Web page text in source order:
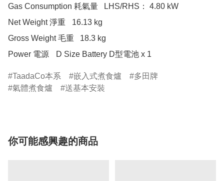
Gas Consumption 耗氣量 	LHS/RHS： 4.80 kW
Net Weight 淨重 	16.13 kg
Gross Weight 毛重 	18.3 kg
TaadaCo本系 嵌入式煮食爐
多田牌
氣體煮食爐
送基本安裝
你可能感興趣的商品